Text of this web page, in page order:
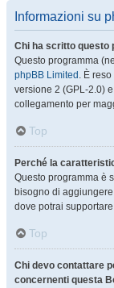
Informazioni su
Chi ha scritto questo
Questo programma
phpBB Limited . È
versione 2 (GPL-2.0)
collegamento per
Top
Perché la
Questo programma è
bisogno di
dove potrai
Top
Chi devo contattare
concernenti questa